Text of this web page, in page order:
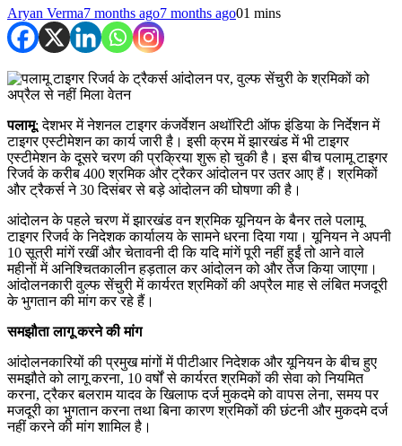
Aryan Verma7 months ago7 months ago01 mins
पलामू: देशभर में नेशनल टाइगर कंजर्वेशन अथॉरिटी ऑफ इंडिया के निर्देशन में
टाइगर एस्टीमेशन का कार्य जारी है। इसी क्रम में झारखंड में भी टाइगर
एस्टीमेशन के दूसरे चरण की प्रक्रिया शुरू हो चुकी है। इस बीच पलामू टाइगर
रिजर्व के करीब 400 श्रमिक और ट्रैकर आंदोलन पर उतर आए हैं। श्रमिकों
और ट्रैकर्स ने 30 दिसंबर से बड़े आंदोलन की घोषणा की है।
आंदोलन के पहले चरण में झारखंड वन श्रमिक यूनियन के बैनर तले पलामू
टाइगर रिजर्व के निदेशक कार्यालय के सामने धरना दिया गया। यूनियन ने अपनी
10 सूत्री मांगें रखीं और चेतावनी दी कि यदि मांगें पूरी नहीं हुईं तो आने वाले
महीनों में अनिश्चितकालीन हड़ताल कर आंदोलन को और तेज किया जाएगा।
आंदोलनकारी वुल्फ सेंचुरी में कार्यरत श्रमिकों की अप्रैल माह से लंबित मजदूरी
के भुगतान की मांग कर रहे हैं।
समझौता लागू करने की मांग
आंदोलनकारियों की प्रमुख मांगों में पीटीआर निदेशक और यूनियन के बीच हुए
समझौते को लागू करना, 10 वर्षों से कार्यरत श्रमिकों की सेवा को नियमित
करना, ट्रैकर बलराम यादव के खिलाफ दर्ज मुकदमे को वापस लेना, समय पर
मजदूरी का भुगतान करना तथा बिना कारण श्रमिकों की छंटनी और मुकदमे दर्ज
नहीं करने की मांग शामिल है।